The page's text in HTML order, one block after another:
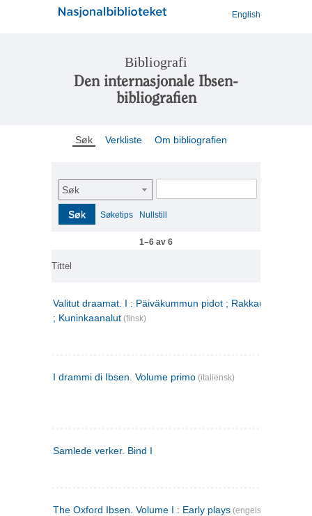
English
Bibliografi
Den internasjonale Ibsen-
bibliografien
Søk Verkliste Om bibliografien
Søk
Søk Søketips Nullstill
1–6 av 6
Tittel
Valitut draamat. I : Päiväkummun pidot ; Rakkauden
; Kuninkaanalut (finsk)
I drammi di Ibsen. Volume primo (italiensk)
Samlede verker. Bind I
The Oxford Ibsen. Volume I : Early plays (engelsk)